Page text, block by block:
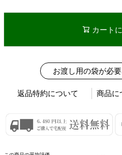
カート
お渡し用の袋が必
返品特約について 商品に